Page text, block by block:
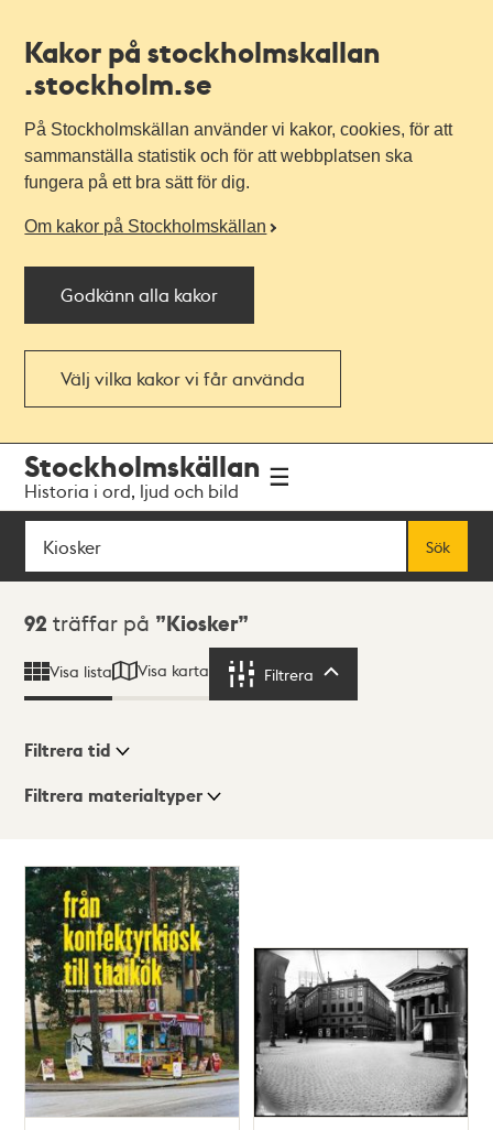
Kakor på stockholmskallan
.stockholm.se
På Stockholmskällan använder vi kakor, cookies, för att
sammanställa statistik och för att webbplatsen ska
fungera på ett bra sätt för dig.
Om kakor på Stockholmskällan
Godkänn alla kakor
Välj vilka kakor vi får använda
navigationen
huvudinnehållet
Stockholmskällan
Historia i ord, ljud och bild
Sök
Sök
Sökresultat
92 träffar på Kiosker
Visa lista Visa karta Filtrera
Visningsläge
Lista
Karta
Filtrera tid
Filtrera materialtyper
träffar